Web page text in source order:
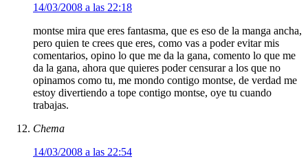
14/03/2008 a las 22:18
montse mira que eres fantasma, que es eso de la manga ancha,
pero quien te crees que eres, como vas a poder evitar mis
comentarios, opino lo que me da la gana, comento lo que me
da la gana, ahora que quieres poder censurar a los que no
opinamos como tu, me mondo contigo montse, de verdad me
estoy divertiendo a tope contigo montse, oye tu cuando
trabajas.
Chema
14/03/2008 a las 22:54